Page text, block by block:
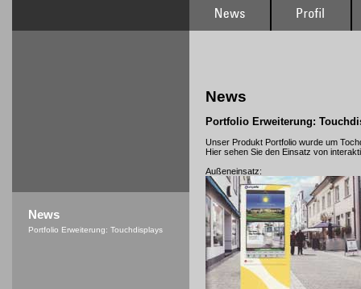
News
Portfolio Erweiterung:
Unser Produkt Portfolio wurde um
Hier sehen Sie den Einsatz von
Außeneinsatz:
News
Portfolio Erweiterung: Touchdisplays